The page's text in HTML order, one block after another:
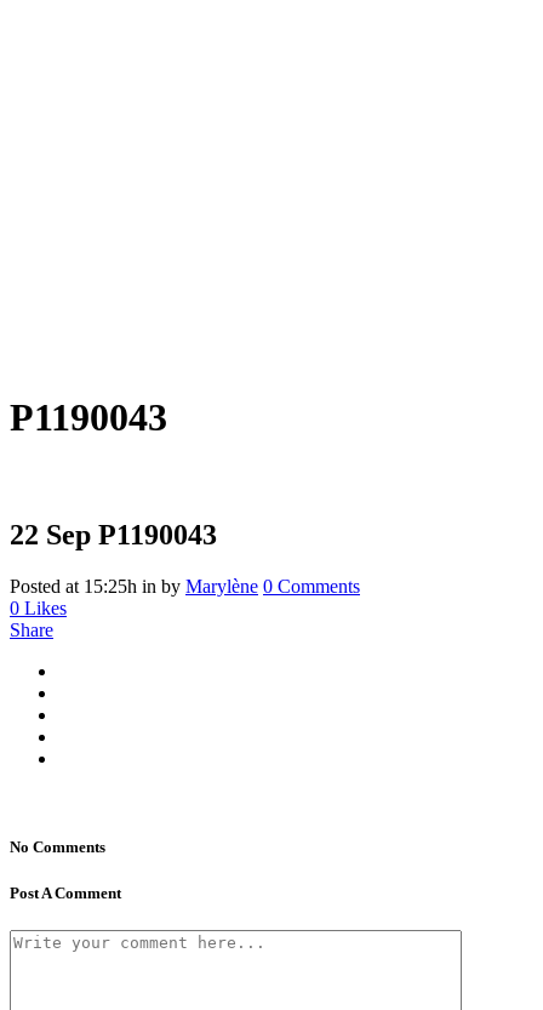
P1190043
22 Sep P1190043
Posted at 15:25h in by Marylène 0 Comments
0 Likes
Share
No Comments
Post A Comment